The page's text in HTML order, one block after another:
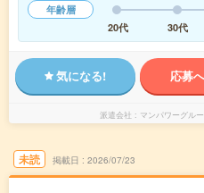
年齢層
20代
30代
気になる! 応募
派遣会社 マンパワーグル
未読 掲載日 2026/07/23